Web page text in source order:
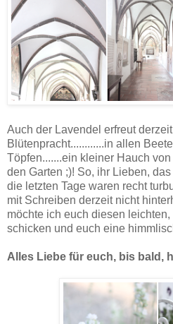
Auch der Lavendel erfreut
Blütenpracht............in allen
Töpfen.......ein kleiner Hauch
den Garten ;)! So, ihr Lieben,
die letzten Tage waren recht
mit Schreiben derzeit nicht
möchte ich euch diesen
schicken und euch eine
Alles Liebe für euch, bis bald,